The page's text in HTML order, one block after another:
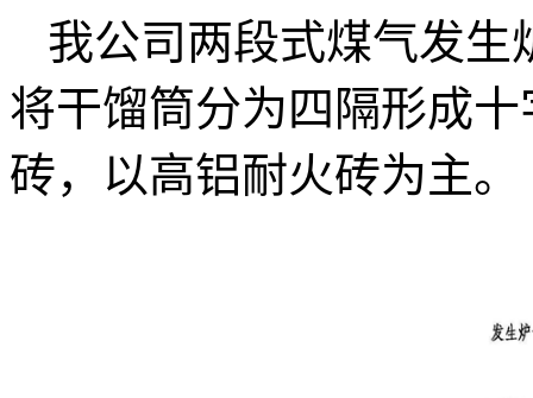
我公司两段式煤气发生
将干馏筒分为四隔形成
砖，以高铝耐火砖为主。